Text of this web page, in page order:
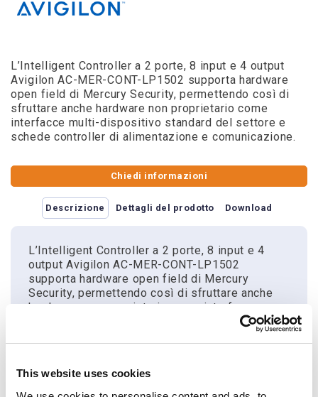
This website uses cookies
L’Intelligent Controller a 2 porte, 8 input e 4 output
Avigilon AC-MER-CONT-LP1502 supporta hardware
open field di Mercury Security, permettendo così di
sfruttare anche hardware non proprietario come
interfacce multi-dispositivo standard del settore e
schede controller di alimentazione e comunicazione.
Chiedi informazioni
Descrizione Dettagli del prodotto Download
L’Intelligent Controller a 2 porte, 8 input e 4
output Avigilon AC-MER-CONT-LP1502
supporta hardware open field di Mercury
Security, permettendo così di sfruttare anche
hardware non proprietario come interfacce
multi-dispositivo standard del settore e schede
controller di alimentazione e comunicazione. I
Mercury Security. Vantano un processore
migliorato e una maggiore memoria, oltre a